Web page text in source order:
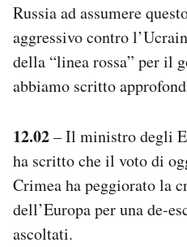
Russia ad assumere
aggressivo contro
della “linea rossa” per il
abbiamo scritto
12.02– Il ministro degli
ha scritto che il voto di
Crimea ha peggiorato la
dell’Europa per una de-
ascoltati.